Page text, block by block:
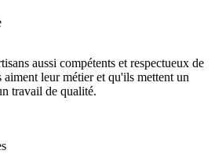
aussi compétents et respectueux de
leur métier et qu'ils mettent un
travail de qualité.